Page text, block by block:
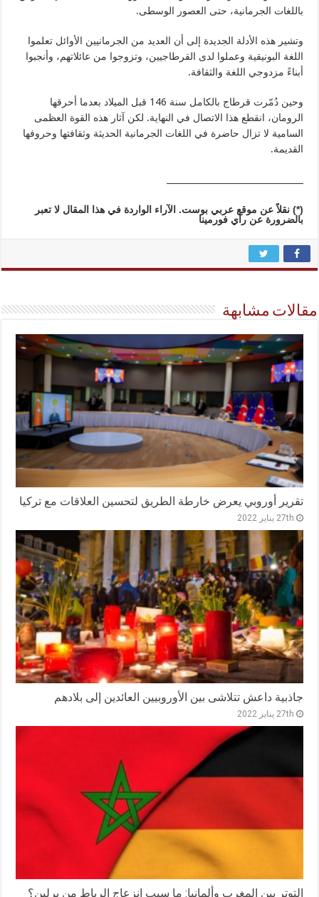
باللغات الجرمانية، حتى العصور الوسطى.
وتشير هذه الأدلة الجديدة إلى أن العديد من الجرمانيين الأوائل تعلموا
اللغة البونيقية وعملوا لدى القرطاجيين، وتزوجوا من عائلاتهم، وأنجبوا
أبناءً مزدوجي اللغة والثقافة.
وحين دُمّرت قرطاج بالكامل سنة 146 قبل الميلاد بعدما أحرقها
الرومان، انقطع هذا الاتصال في النهاية. لكن آثار هذه القوة العظمى
السامية لا تزال حاضرة في اللغات الجرمانية الحديثة وثقافتها وحروفها
القديمة.
(*)نقلاً عن موقع عربي بوست. الآراء الواردة في هذا المقال لا تعبر
بالضرورة عن رأي فورمينا
مقالات مشابهة
تقرير أوروبي يعرض خارطة الطريق لتحسين العلاقات مع تركيا
27th يناير 2022
جاذبية داعش تتلاشى بين الأوروبيين العائدين إلى بلادهم
27th يناير 2022
التوتر بين المغرب وألمانيا: ما سبب انزعاج الرباط من برلين؟